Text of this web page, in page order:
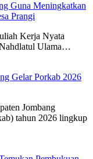
Guna Meningkatkan
Prangi
Kerja Nyata
Ulama…
Gelar Porkab 2026
Jombang
tahun 2026 lingkup